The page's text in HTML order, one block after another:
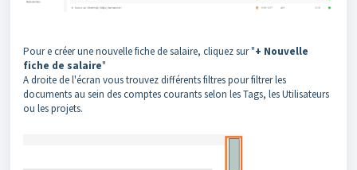
Pour e créer une nouvelle fiche de salaire, cliquez sur "+ Nouvelle
fiche de salaire"
A droite de l'écran vous trouvez différents filtres pour filtrer les
documents au sein des comptes courants selon les Tags, les Utilisateurs
ou les projets.